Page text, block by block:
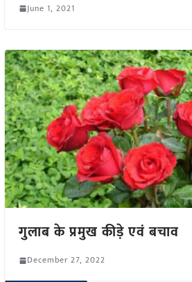
June 1, 2021
गुलाब के प्रमुख कीड़े एवं बचाव
December 27, 2022